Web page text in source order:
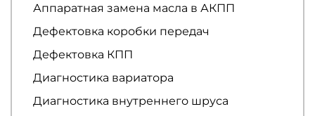
Аппаратная замена масла в АКПП
Дефектовка коробки передач
Дефектовка КПП
Диагностика вариатора
Диагностика внутреннего шруса